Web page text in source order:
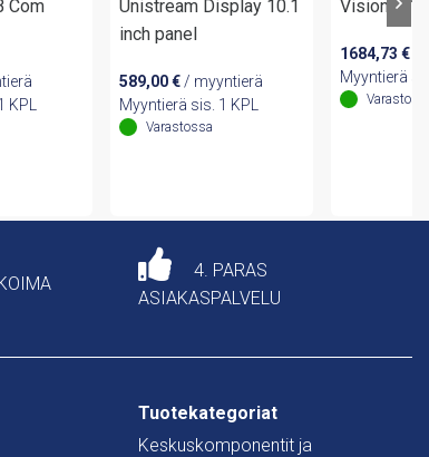
Com
Unistream Display 10.1
inch panel
589,00€/ myyntierä
Myyntierä sis. 1 KPL
Varastossa
1684,73€
Myyntierä
4. PARAS
ASIAKASPALVELU
Tuotekategoriat
Keskuskomponentit ja